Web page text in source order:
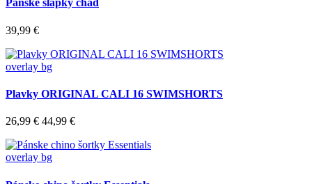
Pánske šlapky chad
39,99 €
overlay bg
Plavky ORIGINAL CALI 16 SWIMSHORTS
26,99 € 44,99 €
overlay bg